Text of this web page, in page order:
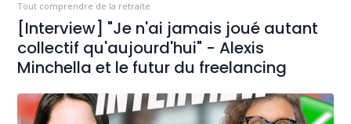
Tout comprendre de la retraite
[Interview] "Je n'ai jamais joué autant
collectif qu'aujourd'hui" - Alexis
Minchella et le futur du freelancing